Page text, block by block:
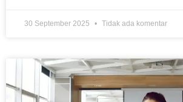
30 September 2025 Tidak ada komentar